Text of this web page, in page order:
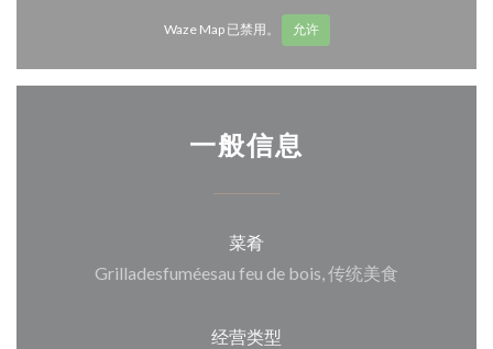
Waze Map 已禁用。 允许
一般信息
菜肴
Grilladesfuméesau feu de bois, 传统美食
经营类型